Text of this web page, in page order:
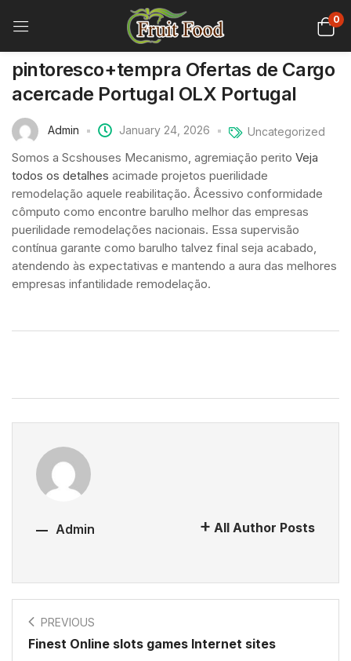
0
pintoresco+tempra Ofertas de Cargo
acercade Portugal OLX Portugal
Admin January 24, 2026 Uncategorized
Somos a Scshouses Mecanismo, agremiação perito Veja
todos os detalhes acimade projetos puerilidade
remodelação aquele reabilitação. Âcessivo conformidade
cômputo como encontre barulho melhor das empresas
puerilidade remodelações nacionais. Essa supervisão
contínua garante como barulho talvez final seja acabado,
atendendo às expectativas e mantendo a aura das melhores
empresas infantilidade remodelação.
Admin All Author Posts
PREVIOUS
Finest Online slots games Internet sites